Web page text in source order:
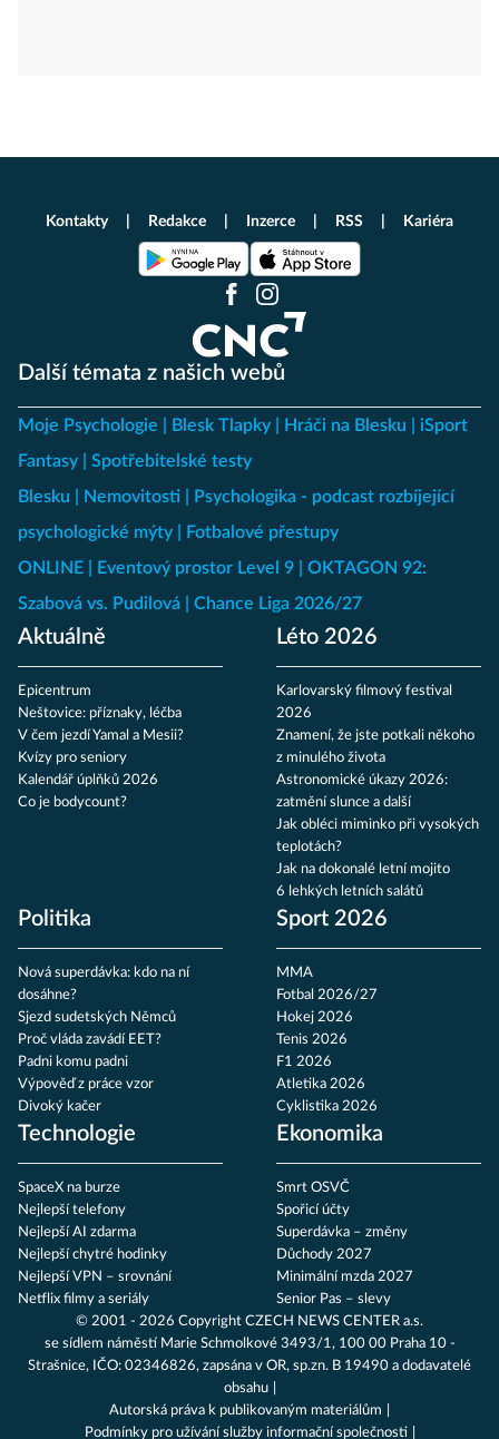
Další témata z našich webů
Moje Psychologie Blesk Tlapky Hráči na Blesku
iSport
Fantasy
Spotřebitelské testy
Blesku
Nemovitosti
Psychologika - podcast rozbíjející
psychologické mýty
Fotbalové přestupy
ONLINE
Eventový prostor Level 9
OKTAGON 92:
Szabová vs. Pudilová
Chance Liga 2026/27
Aktuálně
Epicentrum
Neštovice: příznaky, léčba
V čem jezdí Yamal a Mesii?
Kvízy pro seniory
Kalendář úplňků 2026
Co je bodycount?
Léto 2026
Karlovarský filmový festival
2026
Znamení, že jste potkali někoho
z minulého života
Astronomické úkazy 2026:
zatmění slunce a další
Jak obléci miminko při vysokých
teplotách?
Jak na dokonalé letní mojito
6 lehkých letních salátů
Politika
Nová superdávka: kdo na ní
dosáhne?
Sjezd sudetských Němců
Proč vláda zavádí EET?
Padni komu padni
Výpověď z práce vzor
Divoký kačer
Sport 2026
MMA
Fotbal 2026/27
Hokej 2026
Tenis 2026
F1 2026
Atletika 2026
Cyklistika 2026
Technologie
SpaceX na burze
Nejlepší telefony
Nejlepší AI zdarma
Nejlepší chytré hodinky
Nejlepší VPN – srovnání
Netflix filmy a seriály
Ekonomika
Smrt OSVČ
Spořicí účty
Superdávka – změny
Důchody 2027
Minimální mzda 2027
Senior Pas – slevy
Kontakty Redakce Inzerce RSS Kariéra
© 2001 - 2026 Copyright CZECH NEWS CENTER a.s.
se sídlem náměstí Marie Schmolkové 3493/1, 100 00 Praha 10 -
Strašnice, IČO: 02346826, zapsána v OR, sp.zn. B 19490 a dodavatelé
obsahu
Autorská práva k publikovaným materiálům
Podmínky pro užívání služby informační společnosti